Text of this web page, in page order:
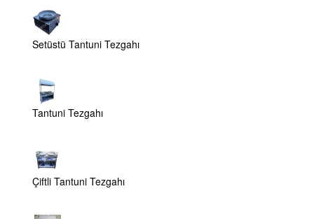
Setüstü Tantuni Tezgahı
Tantuni Tezgahı
Çiftli Tantuni Tezgahı